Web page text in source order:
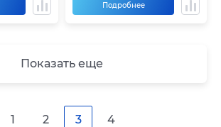
Подробнее
Показать еще
1 2 3 4